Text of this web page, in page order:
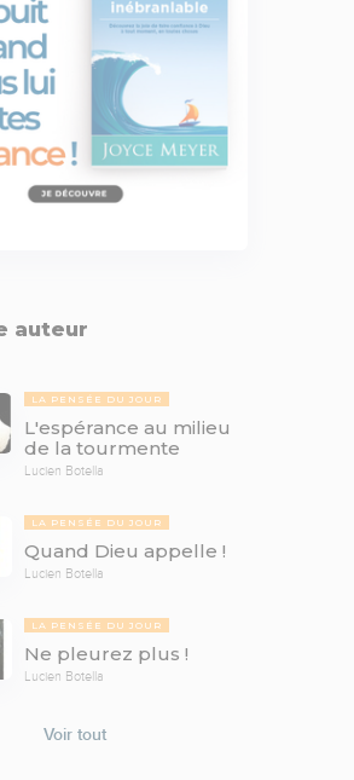
auteur
LA PENSÉE DU JOUR
L'espérance au milieu
de la tourmente
Lucien Botella
LA PENSÉE DU JOUR
Quand Dieu appelle !
Lucien Botella
LA PENSÉE DU JOUR
Ne pleurez plus !
Lucien Botella
Voir tout